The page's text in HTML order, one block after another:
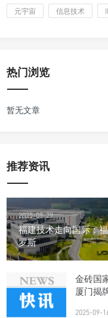
元宇宙 信息技术
热门浏览
暂无文章
推荐资讯
2025-09-29
福建技术走向国际：
罗斯
金砖国
厦门揭
2025-09-